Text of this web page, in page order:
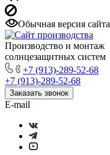
Обычная версия сайта
Производство и монтаж
солнцезащитных систем
+7 (913)-289-52-68
+7 (913)-289-52-68
Заказать звонок
E-mail